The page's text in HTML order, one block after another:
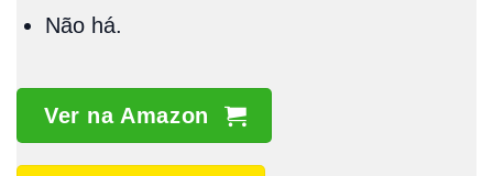
Não há.
Ver na Amazon